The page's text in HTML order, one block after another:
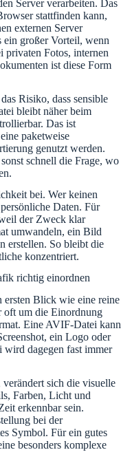
Server verarbeiten. Das
stattfinden kann,
externen Server
ein großer Vorteil, wenn
privaten Fotos, internen
ist diese Form
Risiko, dass sensible
bleibt näher beim
Das ist
paketweise
genutzt werden.
schnell die Frage, wo
bei. Wer keinen
Daten. Für
der Zweck klar
umwandeln, ein Bild
erstellen. So bleibt die
konzentriert.
richtig einordnen
Blick wie eine reine
oft um die Einordnung
Eine AVIF-Datei kann
ein Logo oder
dagegen fast immer
sich die visuelle
Farben, Licht und
erkennbar sein.
bei der
Symbol. Für ein gutes
besonders komplexe